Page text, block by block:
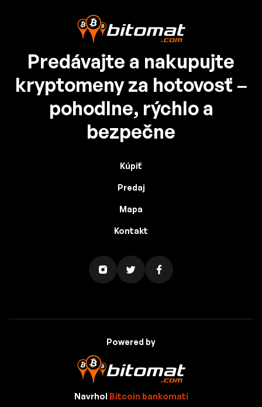
Predávajte a nakupujte
kryptomeny za hotovosť –
pohodlne, rýchlo a
bezpečne
Kúpiť
Predaj
Mapa
Kontakt
Powered by
Navrhol Bitcoin bankomati